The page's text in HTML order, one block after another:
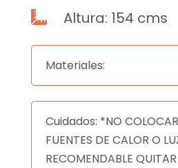
 Altura: 154 cms
Materiales:
Cuidados: *NO
FUENTES DE CALOR O
RECOMENDABLE